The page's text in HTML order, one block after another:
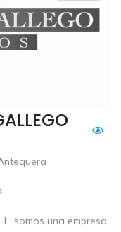
L. somos una empresa